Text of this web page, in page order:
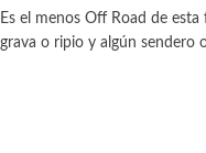
Es el menos Off Road de
grava o ripio y algún sendero